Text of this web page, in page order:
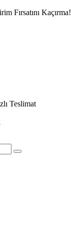
Fırsatını Kaçırma!
Teslimat